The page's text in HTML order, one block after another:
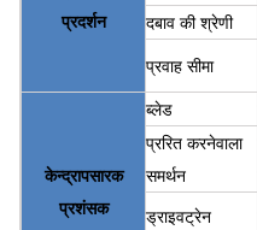
प्रदर्शन
दबाव की श्रेणी
प्रवाह सीमा
केन्द्रापसारक
प्रशंसक
ब्लेड
प्ररित करनेवाला
समर्थन
ड्राइवट्रेन